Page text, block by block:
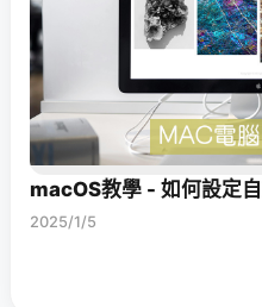
macOS教學 - 如何設定
2025/1/5